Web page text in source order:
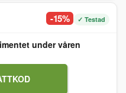
-15% ✓ Testad
under våren